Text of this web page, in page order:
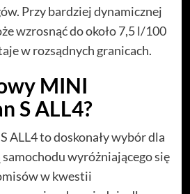
Przy bardziej dynamicznej
wzrosnąć do około 7,5 l/100
w rozsądnych granicach.
MINI
S ALL4?
ALL4 to doskonały wybór dla
wyróżniającego się
w kwestii